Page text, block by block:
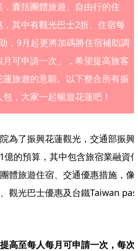
囊括團體旅遊、自由行的住
其中有觀光巴士2折、住宿每
，9月起更將加碼將住宿補助調
可申請一次」，希望提高旅客
蓮旅遊的意願。以下整合所有振
，大家一起暢遊花蓮吧！
為了振興花蓮觀光，交通部振興
億的預算，其中包含旅宿業融資
體旅遊住宿、交通優惠措施，像
觀光巴士優惠及台鐵Taiwan
高至每人每月可申請一次，每次